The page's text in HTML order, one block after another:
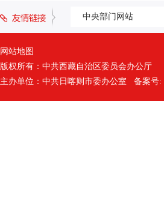
中央部门网站
网站地图
版权所有：中共西藏自治区委员会办公厅
主办单位：中共日喀则市委办公室 备案号: